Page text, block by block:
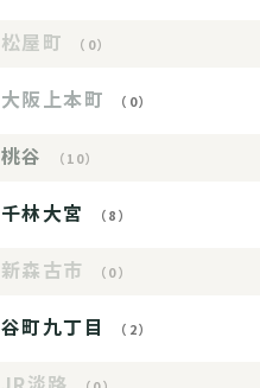
松屋町 （0）
大阪上本町 （0）
桃谷 （10）
千林大宮 （8）
新森古市 （0）
谷町九丁目 （2）